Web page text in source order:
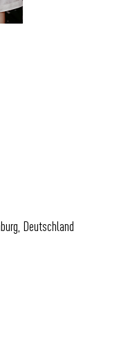
Deutschland